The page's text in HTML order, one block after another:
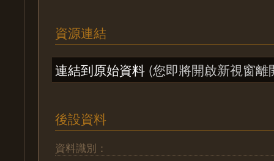
資源連結
連結到原始資料 (您即將開啟新視窗離
後設資料
資料識別：